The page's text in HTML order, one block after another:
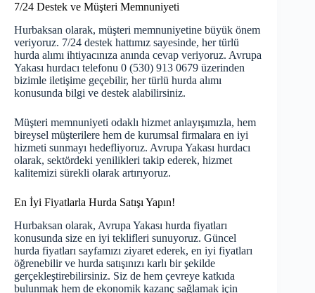
7/24 Destek ve Müşteri Memnuniyeti
Hurbaksan olarak, müşteri memnuniyetine büyük önem
veriyoruz. 7/24 destek hattımız sayesinde, her türlü
hurda alımı ihtiyacınıza anında cevap veriyoruz. Avrupa
Yakası hurdacı telefonu 0 (530) 913 0679 üzerinden
bizimle iletişime geçebilir, her türlü hurda alımı
konusunda bilgi ve destek alabilirsiniz.
Müşteri memnuniyeti odaklı hizmet anlayışımızla, hem
bireysel müşterilere hem de kurumsal firmalara en iyi
hizmeti sunmayı hedefliyoruz. Avrupa Yakası hurdacı
olarak, sektördeki yenilikleri takip ederek, hizmet
kalitemizi sürekli olarak artırıyoruz.
En İyi Fiyatlarla Hurda Satışı Yapın!
Hurbaksan olarak, Avrupa Yakası hurda fiyatları
konusunda size en iyi teklifleri sunuyoruz. Güncel
hurda fiyatları sayfamızı ziyaret ederek, en iyi fiyatları
öğrenebilir ve hurda satışınızı karlı bir şekilde
gerçekleştirebilirsiniz. Siz de hem çevreye katkıda
bulunmak hem de ekonomik kazanç sağlamak için